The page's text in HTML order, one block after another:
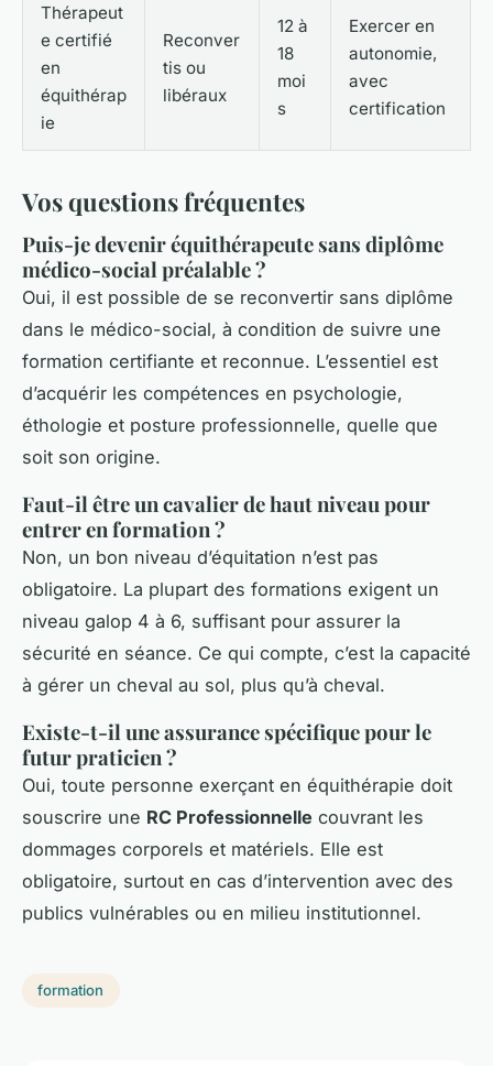
Thérapeut
e certifié
en
équithérap
ie
Reconver
tis ou
libéraux
12 à
18
moi
s
Exercer en
autonomie,
avec
certification
Vos questions fréquentes
Puis-je devenir équithérapeute sans diplôme
médico-social préalable ?
Oui, il est possible de se reconvertir sans diplôme
dans le médico-social, à condition de suivre une
formation certifiante et reconnue. L’essentiel est
d’acquérir les compétences en psychologie,
éthologie et posture professionnelle, quelle que
soit son origine.
Faut-il être un cavalier de haut niveau pour
entrer en formation ?
Non, un bon niveau d’équitation n’est pas
obligatoire. La plupart des formations exigent un
niveau galop 4 à 6, suffisant pour assurer la
sécurité en séance. Ce qui compte, c’est la capacité
à gérer un cheval au sol, plus qu’à cheval.
Existe-t-il une assurance spécifique pour le
futur praticien ?
Oui, toute personne exerçant en équithérapie doit
souscrire une RC Professionnelle couvrant les
dommages corporels et matériels. Elle est
obligatoire, surtout en cas d’intervention avec des
publics vulnérables ou en milieu institutionnel.
formation